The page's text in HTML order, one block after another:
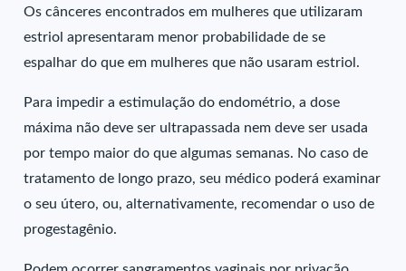
Os cânceres encontrados em mulheres que utilizaram
estriol apresentaram menor probabilidade de se
espalhar do que em mulheres que não usaram estriol.
Para impedir a estimulação do endométrio, a dose
máxima não deve ser ultrapassada nem deve ser usada
por tempo maior do que algumas semanas. No caso de
tratamento de longo prazo, seu médico poderá examinar
o seu útero, ou, alternativamente, recomendar o uso de
progestagênio.